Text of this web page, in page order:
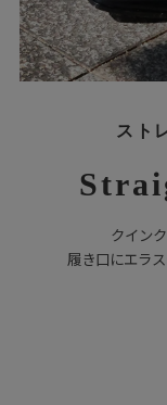
スト
クイン
履き口にエラ